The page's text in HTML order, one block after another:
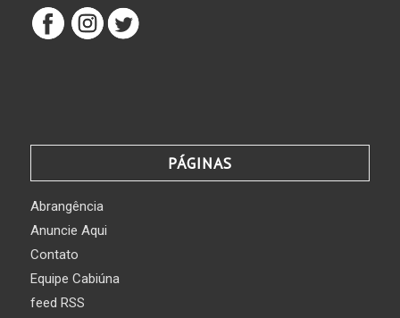
PÁGINAS
Abrangência
Anuncie Aqui
Contato
Equipe Cabiúna
feed RSS